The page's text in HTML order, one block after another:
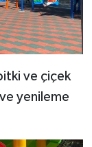
ve çiçek
ve yenileme